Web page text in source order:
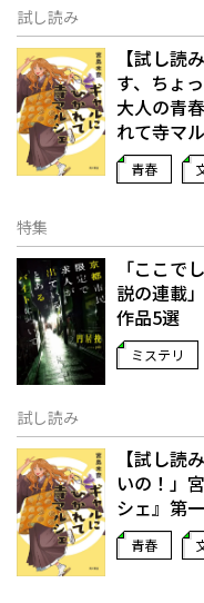
試し読み
【試し読
す、ちょ
大人の青
れて寺マ
青春
特集
「ここで
説の連載
作品5選
ミステリ
試し読み
【試し読
いの！」
シェ』第
青春